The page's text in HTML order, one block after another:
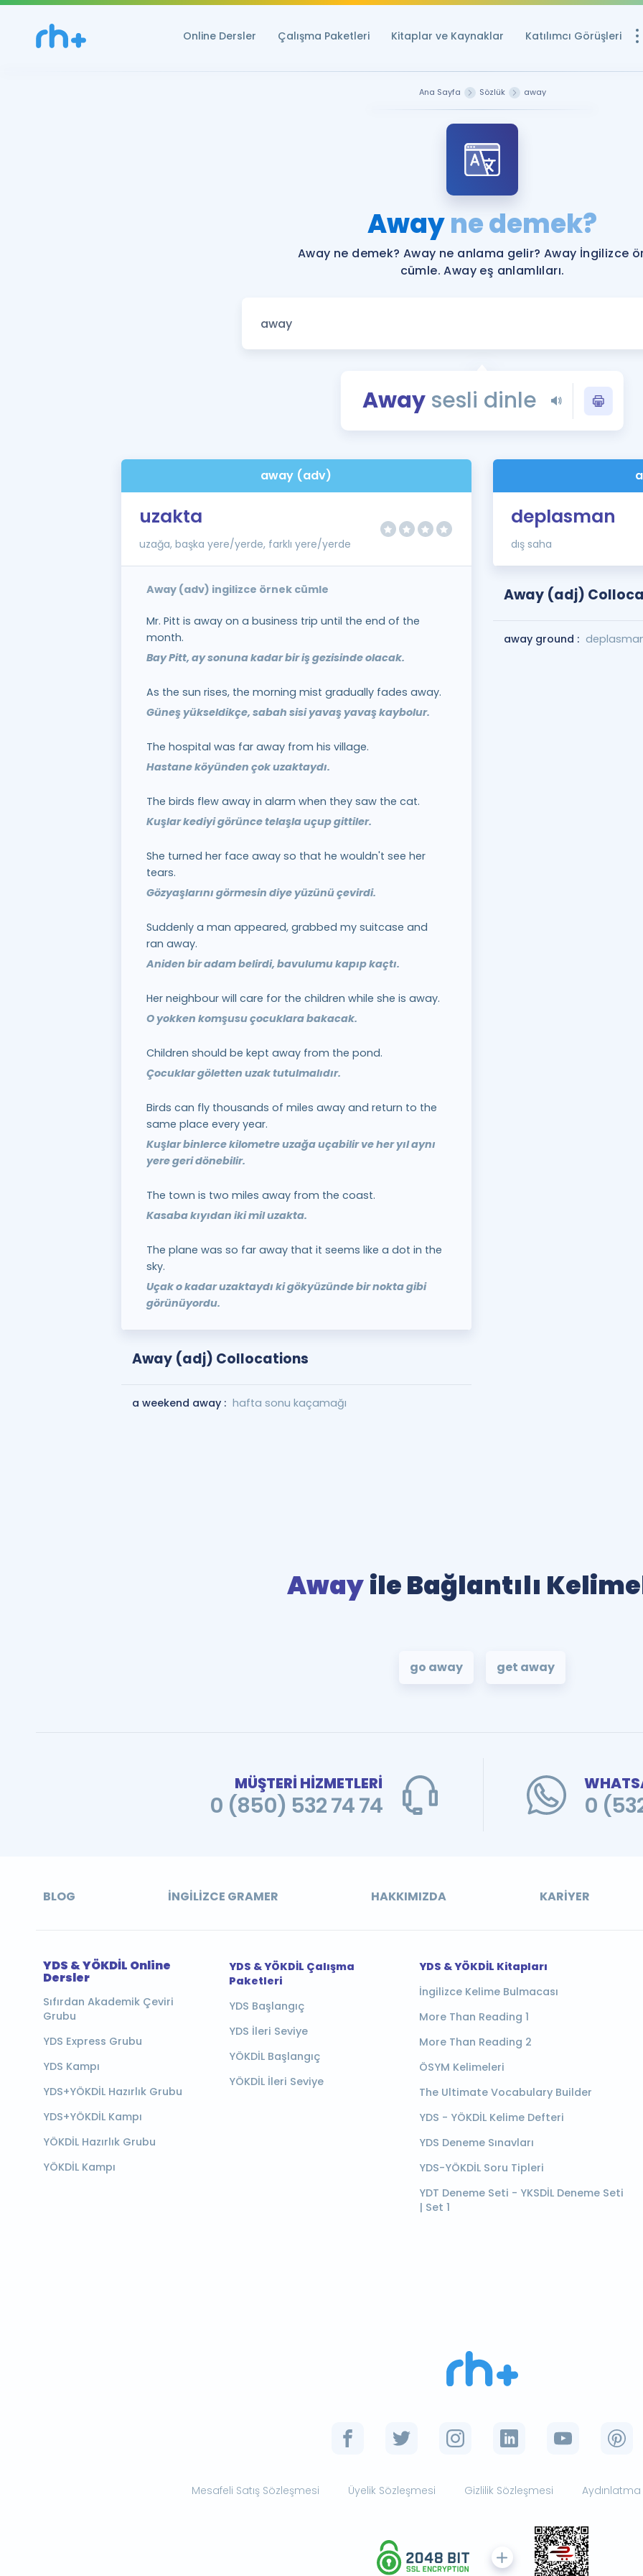
Online Dersler Çalışma Paketleri Kitaplar ve Kaynaklar Katılımcı Görüşleri
YDS ve YÖKDİL
Rehberlik Aracı
YDS ve
YDS - YÖKDİL
İngilizce
Ana Sayfa Sözlük away
Awayne demek?
Away ne demek? Away ne anlama gelir? Away İngilizce
cümle. Away eş anlamlıları.
Awaysesli dinle
away (adv)
uzakta
uzağa, başka yere/yerde, farklı yere/yerde
Away (adv) ingilizce örnek cümle
Mr. Pitt is away on a business trip until the end of the
month.
Bay Pitt, ay sonuna kadar bir iş gezisinde olacak.
As the sun rises, the morning mist gradually fades away.
Güneş yükseldikçe, sabah sisi yavaş yavaş kaybolur.
The hospital was far away from his village.
Hastane köyünden çok uzaktaydı.
The birds flew away in alarm when they saw the cat.
Kuşlar kediyi görünce telaşla uçup gittiler.
She turned her face away so that he wouldn't see her
tears.
Gözyaşlarını görmesin diye yüzünü çevirdi.
Suddenly a man appeared, grabbed my suitcase and
ran away.
Aniden bir adam belirdi, bavulumu kapıp kaçtı.
Her neighbour will care for the children while she is away.
O yokken komşusu çocuklara bakacak.
Children should be kept away from the pond.
Çocuklar göletten uzak tutulmalıdır.
Birds can fly thousands of miles away and return to the
same place every year.
Kuşlar binlerce kilometre uzağa uçabilir ve her yıl aynı
yere geri dönebilir.
The town is two miles away from the coast.
Kasaba kıyıdan iki mil uzakta.
The plane was so far away that it seems like a dot in the
sky.
Uçak o kadar uzaktaydı ki gökyüzünde bir nokta gibi
görünüyordu.
Away (adj) Collocations
a weekend away : hafta sonu kaçamağı
deplasman
dış saha
Away (adj)
away ground :
Awayile Bağlantılı
go away get away
MÜŞTERİ HİZMETLERİ
0 (850) 532 74 74 0
BLOG İNGILIZCE GRAMER HAKKIMIZDA KARIYER
YDS & YÖKDİL Online
Dersler
Sıfırdan Akademik Çeviri
Grubu
YDS Express Grubu
YDS Kampı
YDS+YÖKDİL Hazırlık Grubu
YDS+YÖKDİL Kampı
YÖKDİL Hazırlık Grubu
YÖKDİL Kampı
YDS & YÖKDİL Çalışma
Paketleri
YDS Başlangıç
YDS İleri Seviye
YÖKDİL Başlangıç
YÖKDİL İleri Seviye
YDS & YÖKDİL Kitapları
İngilizce Kelime Bulmacası
More Than Reading 1
More Than Reading 2
ÖSYM Kelimeleri
The Ultimate Vocabulary Builder
YDS - YÖKDİL Kelime Defteri
YDS Deneme Sınavları
YDS-YÖKDİL Soru Tipleri
YDT Deneme Seti - YKSDİL Deneme Seti
| Set 1
Mesafeli Satış Sözleşmesi Üyelik Sözleşmesi Gizlilik Sözleşmesi